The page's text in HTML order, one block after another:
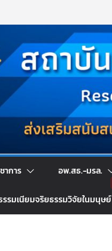
าการ อพ.สธ.-มรล.
รรมเนียมจริยธรรมวิจัยในมนุษย์